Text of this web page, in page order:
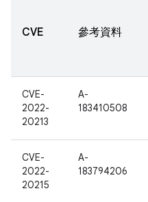
CVE 參考資料
CVE-
2022-
20213
A-
183410508
CVE-
2022-
20215
A-
183794206